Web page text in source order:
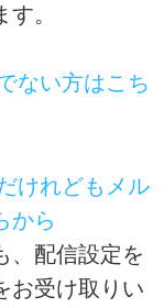
。
ない方はこち
けれどもメル
から
、配信設定を
お受け取りい